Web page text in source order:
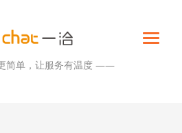
单，让服务有温度 ——